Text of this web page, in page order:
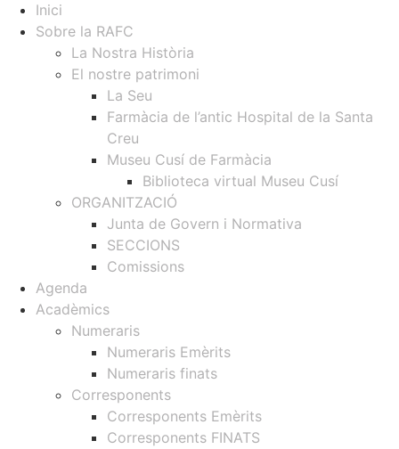
Inici
Sobre la RAFC
La Nostra Història
El nostre patrimoni
La Seu
Farmàcia de l’antic Hospital de la Santa
Creu
Museu Cusí de Farmàcia
Biblioteca virtual Museu Cusí
ORGANITZACIÓ
Junta de Govern i Normativa
SECCIONS
Comissions
Agenda
Acadèmics
Numeraris
Numeraris Emèrits
Numeraris finats
Corresponents
Corresponents Emèrits
Corresponents FINATS